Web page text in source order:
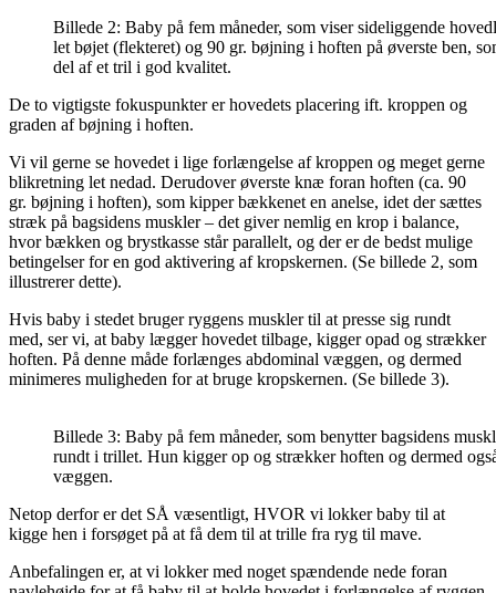
Billede 2: Baby på fem måneder, som viser sideliggende
let bøjet (flekteret) og 90 gr. bøjning i hoften på øverste ben,
del af et tril i god kvalitet.
De to vigtigste fokuspunkter er hovedets placering ift. kroppen og
graden af bøjning i hoften.
Vi vil gerne se hovedet i lige forlængelse af kroppen og meget gerne
blikretning let nedad. Derudover øverste knæ foran hoften (ca. 90
gr. bøjning i hoften), som kipper bækkenet en anelse, idet der sættes
stræk på bagsidens muskler – det giver nemlig en krop i balance,
hvor bækken og brystkasse står parallelt, og der er de bedst mulige
betingelser for en god aktivering af kropskernen. (Se billede 2, som
illustrerer dette).
Hvis baby i stedet bruger ryggens muskler til at presse sig rundt
med, ser vi, at baby lægger hovedet tilbage, kigger opad og strækker
hoften. På denne måde forlænges abdominal væggen, og dermed
minimeres muligheden for at bruge kropskernen. (Se billede 3).
Billede 3: Baby på fem måneder, som benytter bagsidens
rundt i trillet. Hun kigger op og strækker hoften og dermed
væggen.
Netop derfor er det SÅ væsentligt, HVOR vi lokker baby til at
kigge hen i forsøget på at få dem til at trille fra ryg til mave.
Anbefalingen er, at vi lokker med noget spændende nede foran